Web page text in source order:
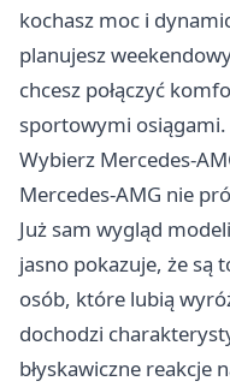
kochasz moc i
planujesz
chcesz połączyć
sportowymi osiągami.
Wybierz Mercedes-
Mercedes-AMG nie
Już sam wygląd
jasno pokazuje, że są
osób, które lubią
dochodzi
błyskawiczne reakcje